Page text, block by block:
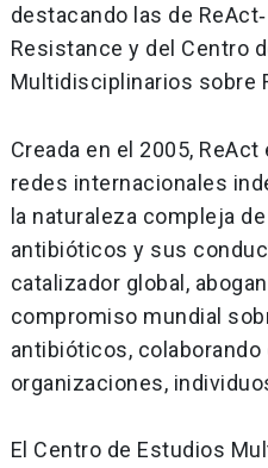
destacando las de
Resistance y del Centro
Multidisciplinarios sobre
Creada en el 2005,
redes internacionales
la naturaleza compleja
antibióticos y sus
catalizador global,
compromiso mundial
antibióticos, colaborando
organizaciones,
El Centro de Estudios